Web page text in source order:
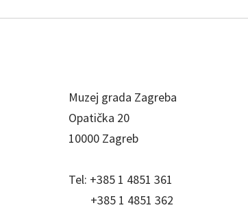
Muzej grada Zagreba
Opatička 20
10000 Zagreb
Tel: +385 1 4851 361
+385 1 4851 362